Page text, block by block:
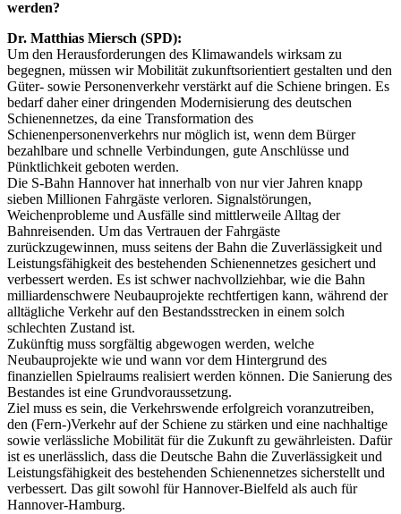
werden?
Dr. Matthias Miersch (SPD):
Um den Herausforderungen des Klimawandels wirksam zu
begegnen, müssen wir Mobilität zukunftsorientiert gestalten und den
Güter- sowie Personenverkehr verstärkt auf die Schiene bringen. Es
bedarf daher einer dringenden Modernisierung des deutschen
Schienennetzes, da eine Transformation des
Schienenpersonenverkehrs nur möglich ist, wenn dem Bürger
bezahlbare und schnelle Verbindungen, gute Anschlüsse und
Pünktlichkeit geboten werden.
Die S-Bahn Hannover hat innerhalb von nur vier Jahren knapp
sieben Millionen Fahrgäste verloren. Signalstörungen,
Weichenprobleme und Ausfälle sind mittlerweile Alltag der
Bahnreisenden. Um das Vertrauen der Fahrgäste
zurückzugewinnen, muss seitens der Bahn die Zuverlässigkeit und
Leistungsfähigkeit des bestehenden Schienennetzes gesichert und
verbessert werden. Es ist schwer nachvollziehbar, wie die Bahn
milliardenschwere Neubauprojekte rechtfertigen kann, während der
alltägliche Verkehr auf den Bestandsstrecken in einem solch
schlechten Zustand ist.
Zukünftig muss sorgfältig abgewogen werden, welche
Neubauprojekte wie und wann vor dem Hintergrund des
finanziellen Spielraums realisiert werden können. Die Sanierung des
Bestandes ist eine Grundvoraussetzung.
Ziel muss es sein, die Verkehrswende erfolgreich voranzutreiben,
den (Fern-)Verkehr auf der Schiene zu stärken und eine nachhaltige
sowie verlässliche Mobilität für die Zukunft zu gewährleisten. Dafür
ist es unerlässlich, dass die Deutsche Bahn die Zuverlässigkeit und
Leistungsfähigkeit des bestehenden Schienennetzes sicherstellt und
verbessert. Das gilt sowohl für Hannover-Bielfeld als auch für
Hannover-Hamburg.